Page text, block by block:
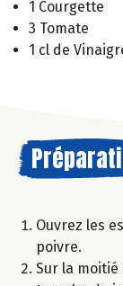
1 Courgette
3 Tomate
1 cl de
Ouvrez les
poivre.
Sur la moitié